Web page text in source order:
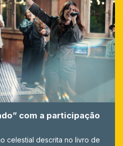
com a participação
celestial descrita no livro de